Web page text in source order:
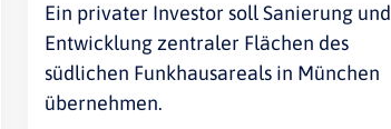
Ein privater Investor soll Sanierung und
Entwicklung zentraler Flächen des
südlichen Funkhausareals in München
übernehmen.